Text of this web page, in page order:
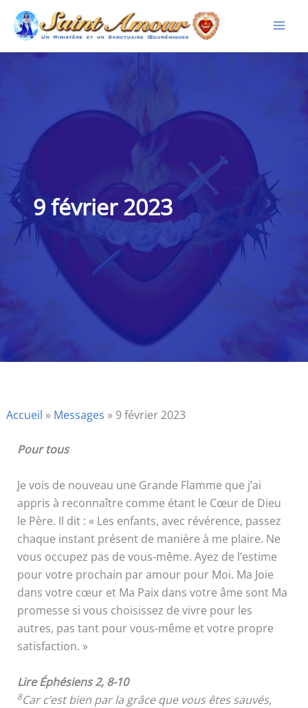
Aller
contenu
9 février 2023
Accueil » Messages » 9 février 2023
Pour tous
Je vois de nouveau une Grande Flamme que j’ai
appris à reconnaître comme étant le Cœur de Dieu
le Père. Il dit : « Les enfants, avec révérence, passez
chaque instant présent de manière à me plaire. Ne
vous occupez pas de vous-même. Ayez de l’estime
pour votre prochain par amour pour Moi. Ma Joie
dans votre cœur et Ma Paix dans votre âme sont Ma
promesse si vous choisissez de vivre pour les
autres, pas tant pour vous-même et votre propre
satisfaction. »
Lire Éphésiens 2, 8-10
8Car c’est bien par la grâce que vous êtes sauvés,